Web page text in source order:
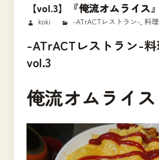
【vol.3】『俺流オムライス』
2018/02/23
koki -ATrACTレストラン-, 料
-ATrACTレストラン-
vol.3
俺流オムライス